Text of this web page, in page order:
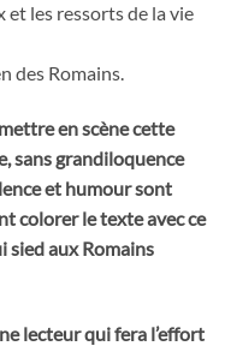
et les ressorts de la vie
des Romains.
en scène cette
sans grandiloquence
et humour sont
colorer le texte avec ce
sied aux Romains
lecteur qui fera l’effort